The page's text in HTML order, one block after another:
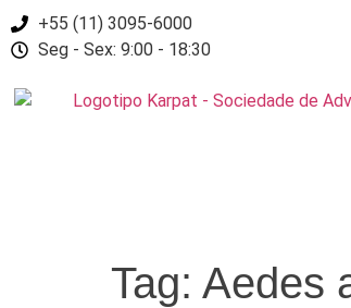
+55 (11) 3095-6000
Seg - Sex: 9:00 - 18:30
Tag: Aedes